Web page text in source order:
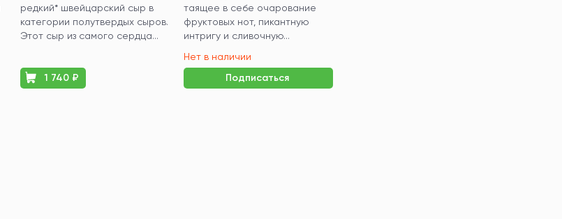
редкий* швейцарский сыр в
категории полутвердых сыров.
Этот сыр из самого сердца...
1 740 ₽
таящее в себе очарование
фруктовых нот, пикантную
интригу и сливочную...
Нет в наличии
Подписаться